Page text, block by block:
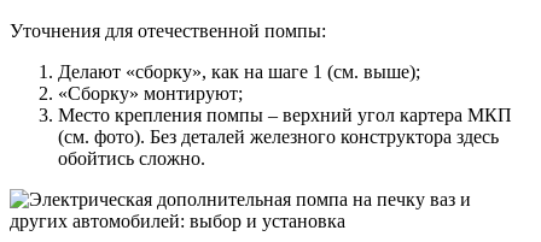
Уточнения для отечественной помпы:
Делают «сборку», как на шаге 1 (см. выше);
«Сборку» монтируют;
Место крепления помпы – верхний угол картера МКП
(см. фото). Без деталей железного конструктора здесь
обойтись сложно.